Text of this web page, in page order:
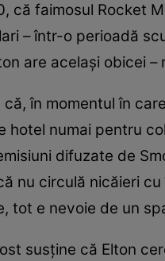
că faimosul Rocket
– într-o perioadă
are acelaşi obicei
în momentul în
hotel numai pentru
difuzate de
nu circulă nicăieri
tot e nevoie de un
susţine că Elton